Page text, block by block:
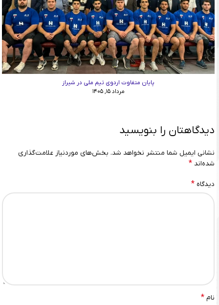
پایان متفاوت اردوی تیم ملی در شیراز
مرداد ۱۵, ۱۴۰۵
دیدگاهتان را بنویسید
نشانی ایمیل شما منتشر نخواهد شد. بخش‌های موردنیاز علامت‌گذاری
شده‌اند *
دیدگاه *
نام *